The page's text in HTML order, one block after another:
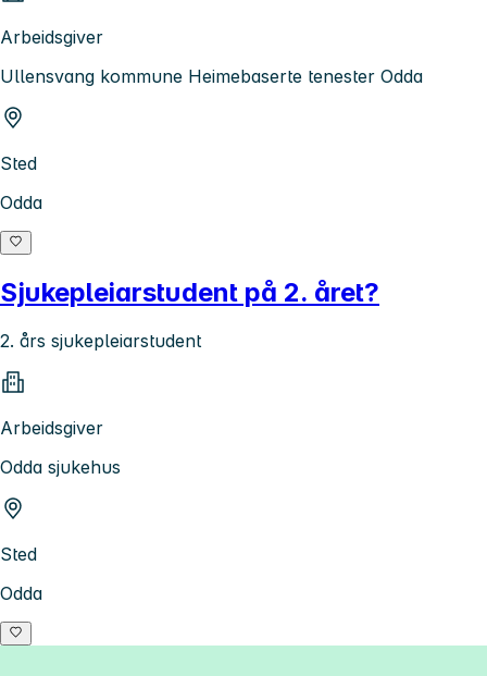
Arbeidsgiver
Ullensvang kommune Heimebaserte tenester Odda
Sted
Odda
Sjukepleiarstudent på 2. året?
2. års sjukepleiarstudent
Arbeidsgiver
Odda sjukehus
Sted
Odda